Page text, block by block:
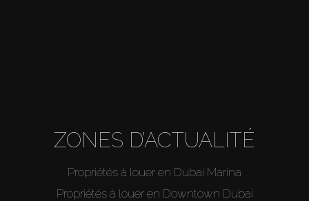
ZONES D’ACTUALITÉ
Propriétés à louer en Dubai Marina
Propriétés à louer en Downtown Dubai